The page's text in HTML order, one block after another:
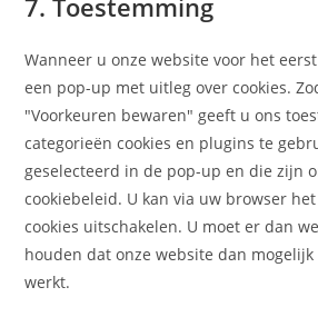
7. Toestemming
Wanneer u onze website voor het
een pop-up met uitleg over cookies.
"Voorkeuren bewaren" geeft u ons
categorieën cookies en plugins te
geselecteerd in de pop-up en die zijn
cookiebeleid. U kan via uw browser
cookies uitschakelen. U moet er dan
houden dat onze website dan
werkt.